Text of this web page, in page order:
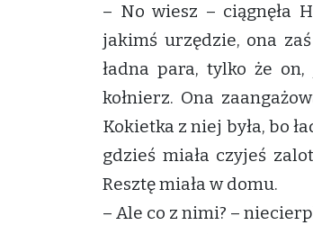
– No wiesz – ciągnęła
jakimś urzędzie, ona
ładna para, tylko że
kołnierz. Ona
Kokietka z niej była, bo
gdzieś miała czyjeś
Resztę miała w domu.
– Ale co z nimi? –